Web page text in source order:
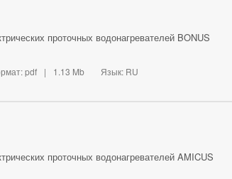
проточных водонагревателей BONUS
pdf | 1.13 Mb Язык: RU
проточных водонагревателей AMICUS